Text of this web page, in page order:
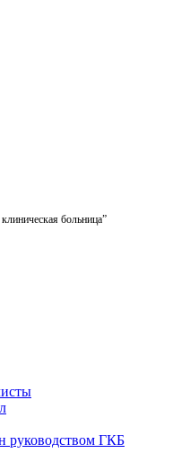
больница”
руководством ГКБ